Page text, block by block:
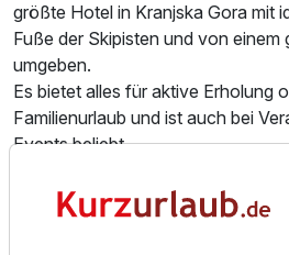
größte Hotel in Kranjska Gora mit
Fuße der Skipisten und von einem
umgeben.
Es bietet alles für aktive Erholung
Familienurlaub und ist auch bei
Events beliebt.
Es bietet insgesamt 156
eingerichtet sind. Die Zimmer sind